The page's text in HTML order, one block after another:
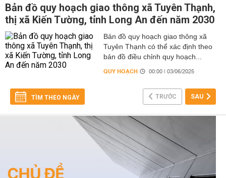
Bản đồ quy hoạch giao thông xã Tuyên Thạnh,
thị xã Kiến Tường, tỉnh Long An đến năm 2030
Bản đồ quy hoạch giao thông xã
Tuyên Thạnh có thể xác định theo
bản đồ điều chỉnh quy hoạch...
QUY HOẠCH 00:00 | 03/06/2025
TÌM THEO NGÀY TRƯỚC SAU